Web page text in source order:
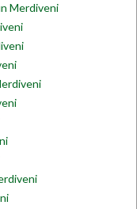
Merdiveni